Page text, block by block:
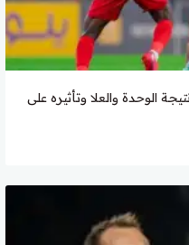
الوحدة والعلا وتأثيره على